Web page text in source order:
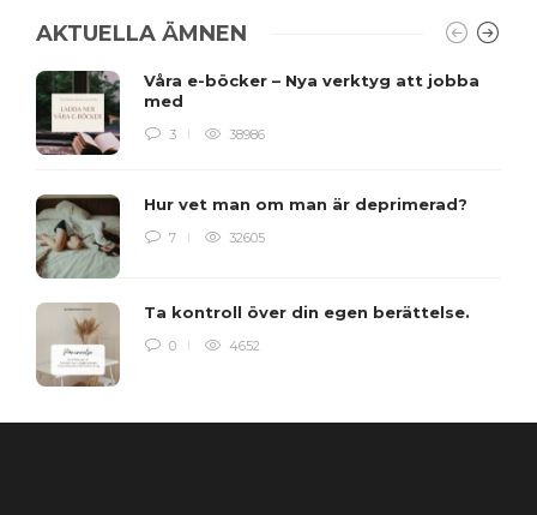
AKTUELLA ÄMNEN
Våra e-böcker – Nya verktyg att jobba
med
3 38986
Hur vet man om man är deprimerad?
7 32605
Ta kontroll över din egen berättelse.
0 4652